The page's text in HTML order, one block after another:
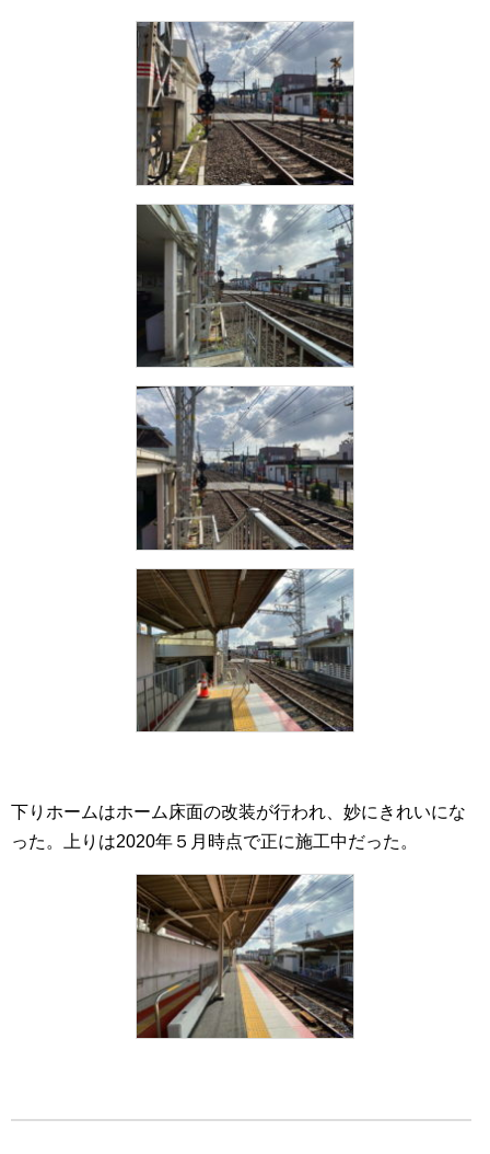
下りホームはホーム床面の改装が行われ、妙にきれいにな
った。上りは2020年５月時点で正に施工中だった。